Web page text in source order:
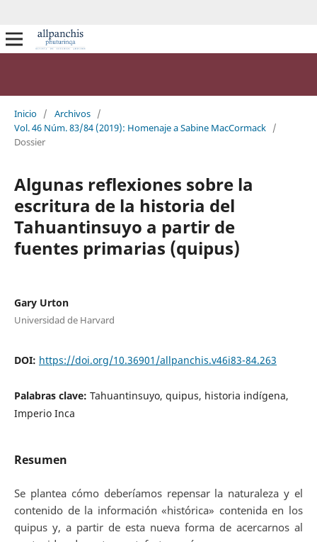
Inicio / Archivos /
Vol. 46 Núm. 83/84 (2019): Homenaje a Sabine MacCormack /
Dossier
Algunas reflexiones sobre la
escritura de la historia del
Tahuantinsuyo a partir de
fuentes primarias (quipus)
Gary Urton
Universidad de Harvard
DOI: https://doi.org/10.36901/allpanchis.v46i83-84.263
Palabras clave: Tahuantinsuyo, quipus, historia indígena,
Imperio Inca
Resumen
Se plantea cómo deberíamos repensar la naturaleza y el
contenido de la información «histórica» contenida en los
quipus y, a partir de esta nueva forma de acercarnos al